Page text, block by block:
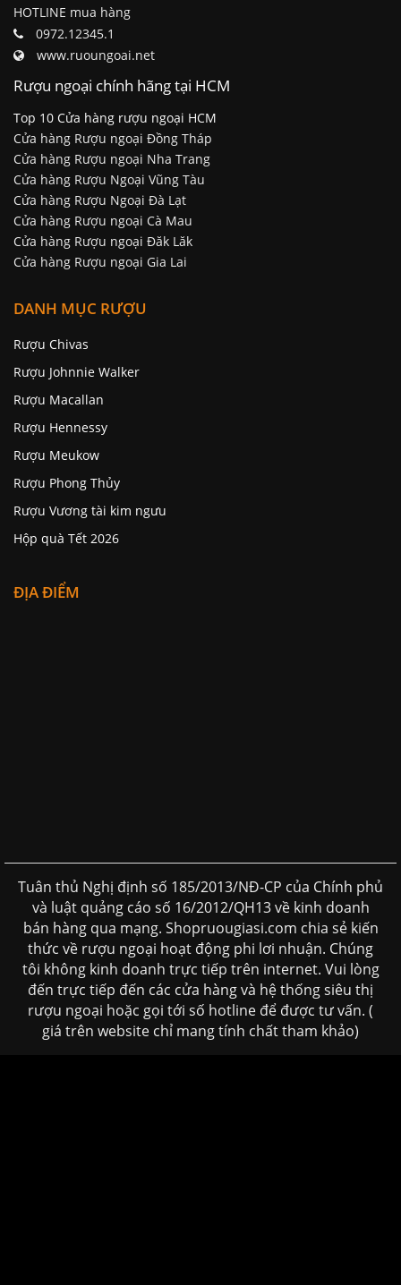
HOTLINE mua hàng
0972.12345.1
www.ruoungoai.net
Rượu ngoại chính hãng tại HCM
Top 10 Cửa hàng rượu ngoại HCM
Cửa hàng Rượu ngoại Đồng Tháp
Cửa hàng Rượu ngoại Nha Trang
Cửa hàng Rượu Ngoại Vũng Tàu
Cửa hàng Rượu Ngoại Đà Lạt
Cửa hàng Rượu ngoại Cà Mau
Cửa hàng Rượu ngoại Đăk Lăk
Cửa hàng Rượu ngoại Gia Lai
DANH MỤC RƯỢU
Rượu Chivas
Rượu Johnnie Walker
Rượu Macallan
Rượu Hennessy
Rượu Meukow
Rượu Phong Thủy
Rượu Vương tài kim ngưu
Hộp quà Tết 2026
ĐỊA ĐIỂM
Tuân thủ Nghị định số 185/2013/NĐ-CP của Chính phủ
và luật quảng cáo số 16/2012/QH13 về kinh doanh
bán hàng qua mạng. Shopruougiasi.com chia sẻ kiến
thức về rượu ngoại hoạt động phi lơi nhuận. Chúng
tôi không kinh doanh trực tiếp trên internet. Vui lòng
đến trực tiếp đến các cửa hàng và hệ thống siêu thị
rượu ngoại hoặc gọi tới số hotline để được tư vấn. (
giá trên website chỉ mang tính chất tham khảo)